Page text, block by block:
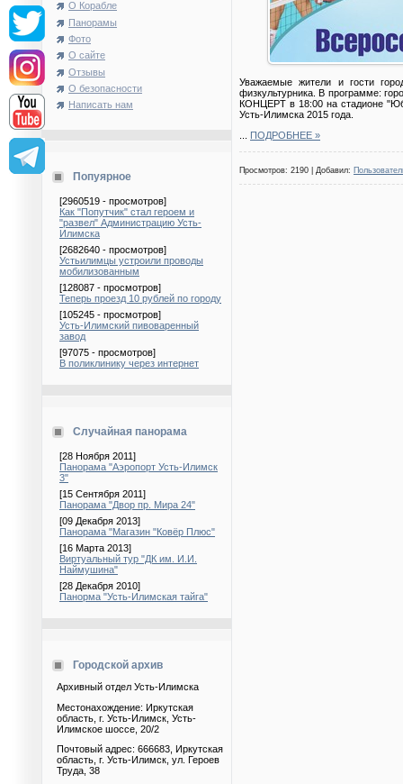
О Корабле
Панорамы
Фото
О сайте
Отзывы
О безопасности
Написать нам
Попуярное
[2960519 - просмотров]
Как "Попутчик" стал героем и
"развел" Администрацию Усть-
Илимска
[2682640 - просмотров]
Устьилимцы устроили проводы
мобилизованным
[128087 - просмотров]
Теперь проезд 10 рублей по городу
[105245 - просмотров]
Усть-Илимский пивоваренный
завод
[97075 - просмотров]
В поликлинику через интернет
Случайная панорама
[28 Ноября 2011]
Панорама "Аэропорт Усть-Илимск
3"
[15 Сентября 2011]
Панорама "Двор пр. Мира 24"
[09 Декабря 2013]
Панорама "Магазин "Ковёр Плюс"
[16 Марта 2013]
Виртуальный тур "ДК им. И.И.
Наймушина"
[28 Декабря 2010]
Панорма "Усть-Илимская тайга"
Городской архив
Архивный отдел Усть-Илимска
Местонахождение: Иркутская
область, г. Усть-Илимск, Усть-
Илимское шоссе, 20/2
Почтовый адрес: 666683, Иркутская
область, г. Усть-Илимск, ул. Героев
Труда, 38
Уважаемые жители и гости
физкультурника. В программе:
КОНЦЕРТ в 18:00 на стадионе
Усть-Илимска 2015 года.
ПОДРОБНЕЕ »
Просмотров: 2190 | Добавил: